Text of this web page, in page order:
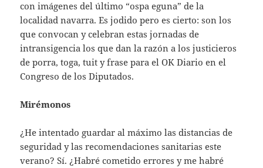
con imágenes del último “ospa eguna” de la
localidad navarra. Es jodido pero es cierto: son los
que convocan y celebran estas jornadas de
intransigencia los que dan la razón a los justicieros
de porra, toga, tuit y frase para el OK Diario en el
Congreso de los Diputados.
Mirémonos
¿He intentado guardar al máximo las distancias de
seguridad y las recomendaciones sanitarias este
verano? Sí. ¿Habré cometido errores y me habré